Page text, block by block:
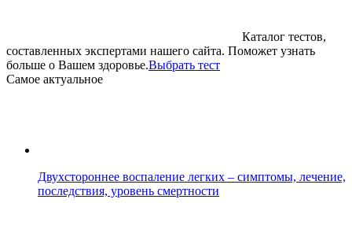
Каталог тестов,
составленных экспертами нашего сайта. Поможет узнать
больше о Вашем здоровье.Выбрать тест
Cамое актуальное
Двухстороннее воспаление легких – симптомы, лечение,
последствия, уровень смертности